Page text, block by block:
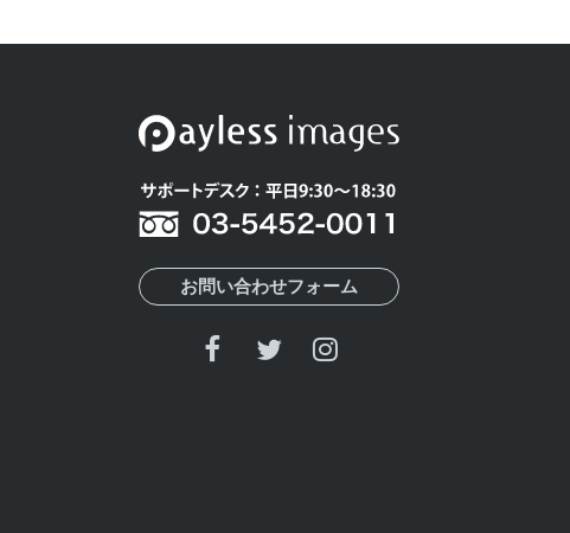
お問い合わせフォーム